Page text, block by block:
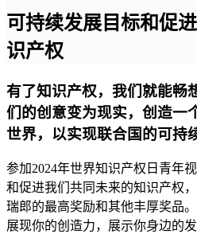
可持续发展目标和促
识产权
有了知识产权，我们就能畅
们的创意变为现实，创造一
世界，以实现联合国的可持
参加2024年世界知识产权日青
和促进我们共同未来的知识产权
瑞郎的最高奖励和其他丰厚奖品
展现你的创造力，展示你身边的